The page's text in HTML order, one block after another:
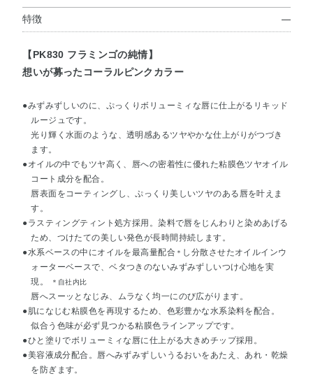
特徴
【PK830 フラミンゴの純情】
想いが募ったコーラルピンクカラー
●みずみずしいのに、ぷっくりボリューミィな唇に仕上がるリキッド
ルージュです。
光り輝く水面のような、透明感あるツヤやかな仕上がりがつづき
ます。
●オイルの中でもツヤ高く、唇への密着性に優れた粘膜色ツヤオイル
コート成分を配合。
唇表面をコーティングし、ぷっくり美しいツヤのある唇を叶えま
す。
●ラスティングティント処方採用。染料で唇をじんわりと染めあげる
ため、つけたての美しい発色が長時間持続します。
●水系ベースの中にオイルを最高量配合 ＊ し分散させたオイルインウ
ォーターベースで、ベタつきのないみずみずしいつけ心地を実
現。
＊自社内比
唇へスーッとなじみ、ムラなく均一にのび広がります。
●肌になじむ粘膜色を再現するため、色彩豊かな水系染料を配合。
似合う色味が必ず見つかる粘膜色ラインアップです。
●ひと塗りでボリューミィな唇に仕上がる大きめチップ採用。
●美容液成分配合。唇へみずみずしいうるおいをあたえ、あれ・乾燥
を防ぎます。